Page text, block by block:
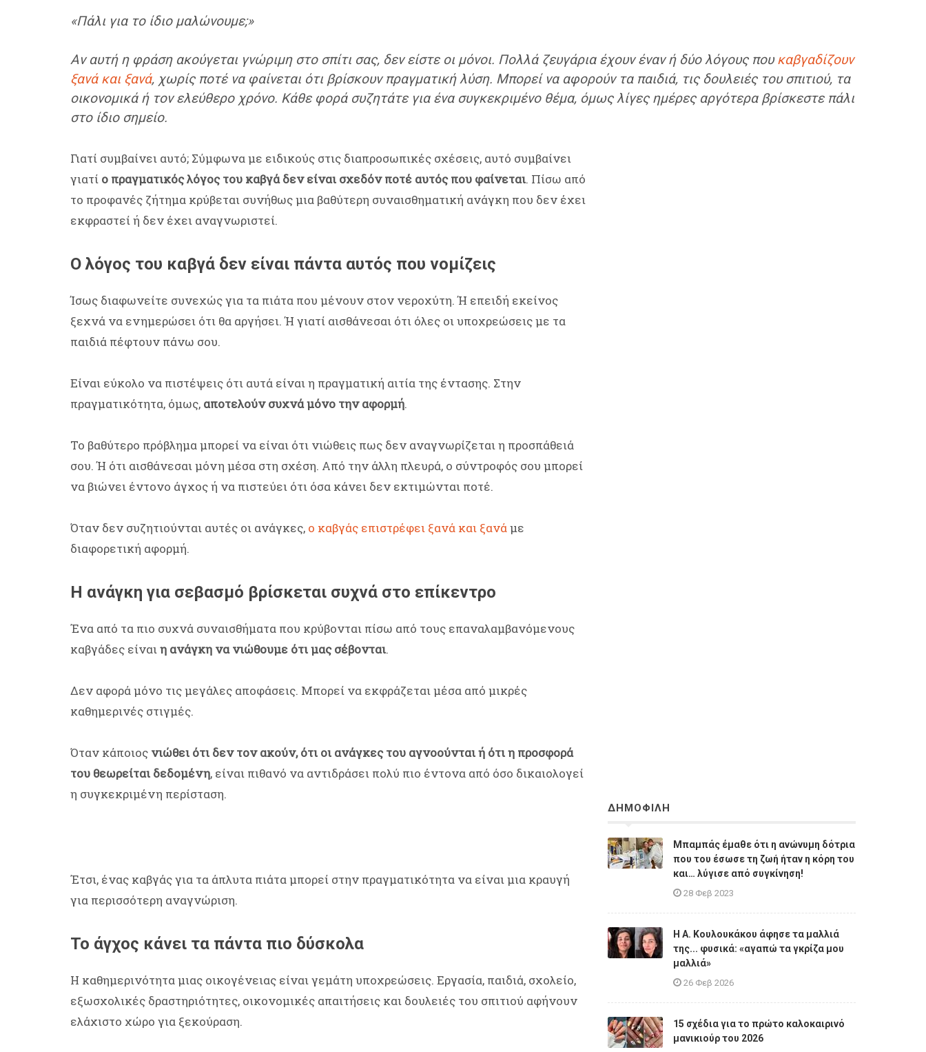
«Πάλι για το ίδιο μαλώνουμε;»
Αν αυτή η φράση ακούγεται γνώριμη στο σπίτι σας, δεν είστε οι μόνοι. Πολλά ζευγάρια έχουν έναν ή δύο λόγους πουκαβγαδίζουν
ξανά και ξανά, χωρίς ποτέ να φαίνεται ότι βρίσκουν πραγματική λύση. Μπορεί να αφορούν τα παιδιά, τις δουλειές του σπιτιού, τα
οικονομικά ή τον ελεύθερο χρόνο. Κάθε φορά συζητάτε για ένα συγκεκριμένο θέμα, όμως λίγες ημέρες αργότερα βρίσκεστε πάλι
στο ίδιο σημείο.
Γιατί συμβαίνει αυτό; Σύμφωνα με ειδικούς στις διαπροσωπικές σχέσεις, αυτό συμβαίνει
γιατί ο πραγματικός λόγος του καβγά δεν είναι σχεδόν ποτέ αυτός που φαίνεται. Πίσω από
το προφανές ζήτημα κρύβεται συνήθως μια βαθύτερη συναισθηματική ανάγκη που δεν έχει
εκφραστεί ή δεν έχει αναγνωριστεί.
Ο λόγος του καβγά δεν είναι πάντα αυτός που νομίζεις
Ίσως διαφωνείτε συνεχώς για τα πιάτα που μένουν στον νεροχύτη. Ή επειδή εκείνος
ξεχνά να ενημερώσει ότι θα αργήσει. Ή γιατί αισθάνεσαι ότι όλες οι υποχρεώσεις με τα
παιδιά πέφτουν πάνω σου.
Είναι εύκολο να πιστέψεις ότι αυτά είναι η πραγματική αιτία της έντασης. Στην
πραγματικότητα, όμως, αποτελούν συχνά μόνο την αφορμή.
Το βαθύτερο πρόβλημα μπορεί να είναι ότι νιώθεις πως δεν αναγνωρίζεται η προσπάθειά
σου. Ή ότι αισθάνεσαι μόνη μέσα στη σχέση. Από την άλλη πλευρά, ο σύντροφός σου μπορεί
να βιώνει έντονο άγχος ή να πιστεύει ότι όσα κάνει δεν εκτιμώνται ποτέ.
Όταν δεν συζητιούνται αυτές οι ανάγκες, ο καβγάς επιστρέφει ξανά και ξανάμε
διαφορετική αφορμή.
Η ανάγκη για σεβασμό βρίσκεται συχνά στο επίκεντρο
Ένα από τα πιο συχνά συναισθήματα που κρύβονται πίσω από τους επαναλαμβανόμενους
καβγάδες είναιη ανάγκη να νιώθουμε ότι μας σέβονται.
Δεν αφορά μόνο τις μεγάλες αποφάσεις. Μπορεί να εκφράζεται μέσα από μικρές
καθημερινές στιγμές.
Όταν κάποιος νιώθει ότι δεν τον ακούν, ότι οι ανάγκες του αγνοούνται ή ότι η προσφορά
του θεωρείται δεδομένη, είναι πιθανό να αντιδράσει πολύ πιο έντονα από όσο δικαιολογεί
η συγκεκριμένη περίσταση.
Έτσι, ένας καβγάς για τα άπλυτα πιάτα μπορεί στην πραγματικότητα να είναι μια κραυγή
για περισσότερη αναγνώριση.
Το άγχος κάνει τα πάντα πιο δύσκολα
Η καθημερινότητα μιας οικογένειας είναι γεμάτη υποχρεώσεις. Εργασία, παιδιά, σχολείο,
εξωσχολικές δραστηριότητες, οικονομικές απαιτήσεις και δουλειές του σπιτιού αφήνουν
ελάχιστο χώρο για ξεκούραση.
ΔΗΜΟΦΙΛΗ
Μπαμπάς έμαθε ότι η ανώνυμη δότρια
που του έσωσε τη ζωή ήταν η κόρη του
και… λύγισε από συγκίνηση!
28 Φεβ 2023
Η A. Κουλουκάκου άφησε τα μαλλιά
της... φυσικά: «αγαπώ τα γκρίζα μου
μαλλιά»
26 Φεβ 2026
15 σχέδια για το πρώτο καλοκαιρινό
μανικιούρ του 2026